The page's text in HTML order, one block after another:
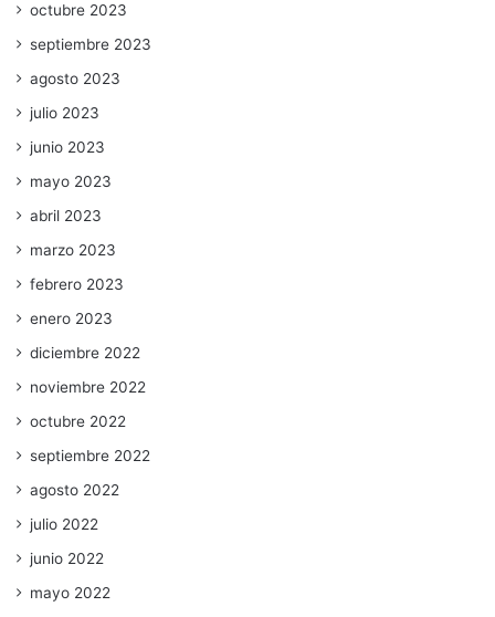
octubre 2023
septiembre 2023
agosto 2023
julio 2023
junio 2023
mayo 2023
abril 2023
marzo 2023
febrero 2023
enero 2023
diciembre 2022
noviembre 2022
octubre 2022
septiembre 2022
agosto 2022
julio 2022
junio 2022
mayo 2022